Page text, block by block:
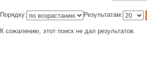
Порядку: Результатам:
К сожалению, этот поиск не дал результатов.